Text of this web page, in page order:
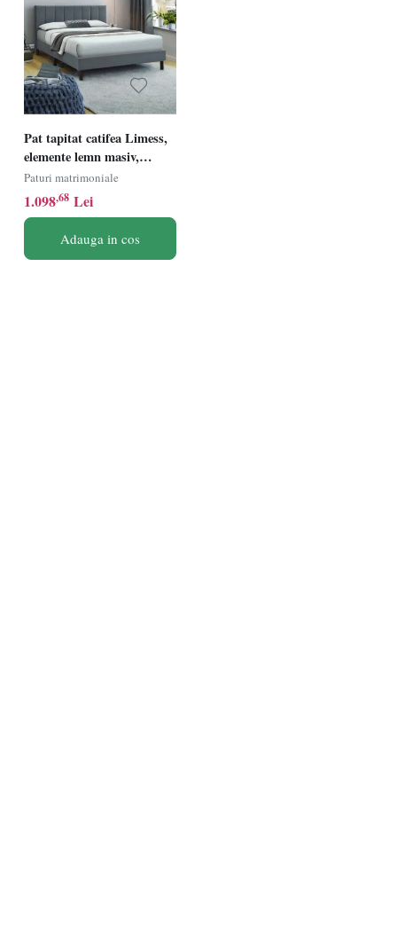
Pat tapitat catifea Limess,
elemente lemn masiv,
somiera inclusa,160x200
cm, gri
Paturi matrimoniale
1.098,68 Lei
Adauga in cos